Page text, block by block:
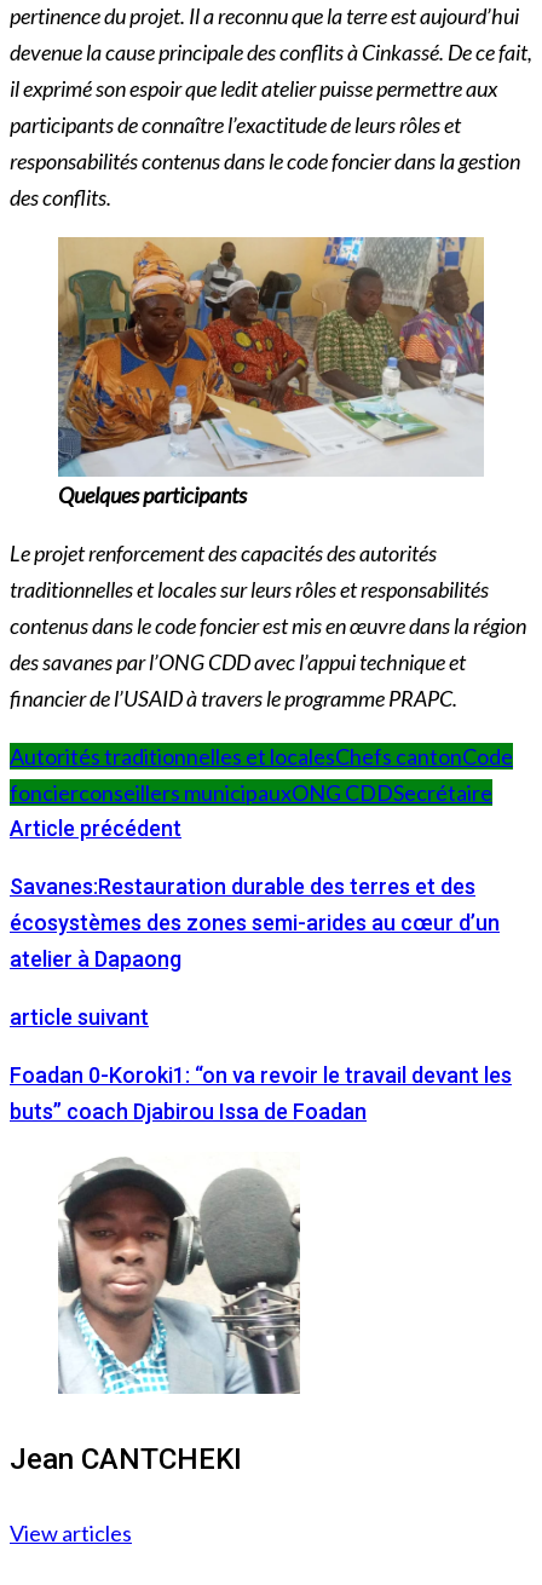
pertinence du projet. Il a reconnu que la terre est aujourd’hui
devenue la cause principale des conflits à Cinkassé. De ce fait,
il exprimé son espoir que ledit atelier puisse permettre aux
participants de connaître l’exactitude de leurs rôles et
responsabilités contenus dans le code foncier dans la gestion
des conflits.
Quelques participants
Le projet renforcement des capacités des autorités
traditionnelles et locales sur leurs rôles et responsabilités
contenus dans le code foncier est mis en œuvre dans la région
des savanes par l’ONG CDD avec l’appui technique et
financier de l’USAID à travers le programme PRAPC.
Autorités traditionnelles et localesChefs cantonCode
foncierconseillers municipauxONG CDDSecrétaire
Article précédent
Savanes:Restauration durable des terres et des
écosystèmes des zones semi-arides au cœur d’un
atelier à Dapaong
article suivant
Foadan 0-Koroki1: “on va revoir le travail devant les
buts” coach Djabirou Issa de Foadan
Jean CANTCHEKI
View articles